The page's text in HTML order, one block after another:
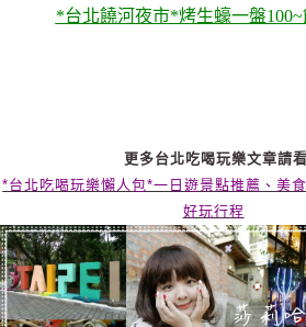
*台北饒河夜市*烤生蠔一盤
更多台北吃喝玩樂文章請看
*台北吃喝玩樂懶人包*一日遊景點推薦、美
好玩行程